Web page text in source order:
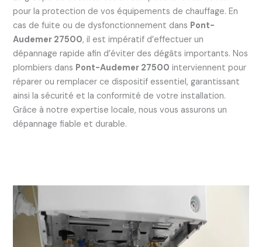
pour la protection de vos équipements de chauffage. En
cas de fuite ou de dysfonctionnement dans Pont-
Audemer 27500, il est impératif d’effectuer un
dépannage rapide afin d’éviter des dégâts importants. Nos
plombiers dans Pont-Audemer 27500 interviennent pour
réparer ou remplacer ce dispositif essentiel, garantissant
ainsi la sécurité et la conformité de votre installation.
Grâce à notre expertise locale, nous vous assurons un
dépannage fiable et durable.